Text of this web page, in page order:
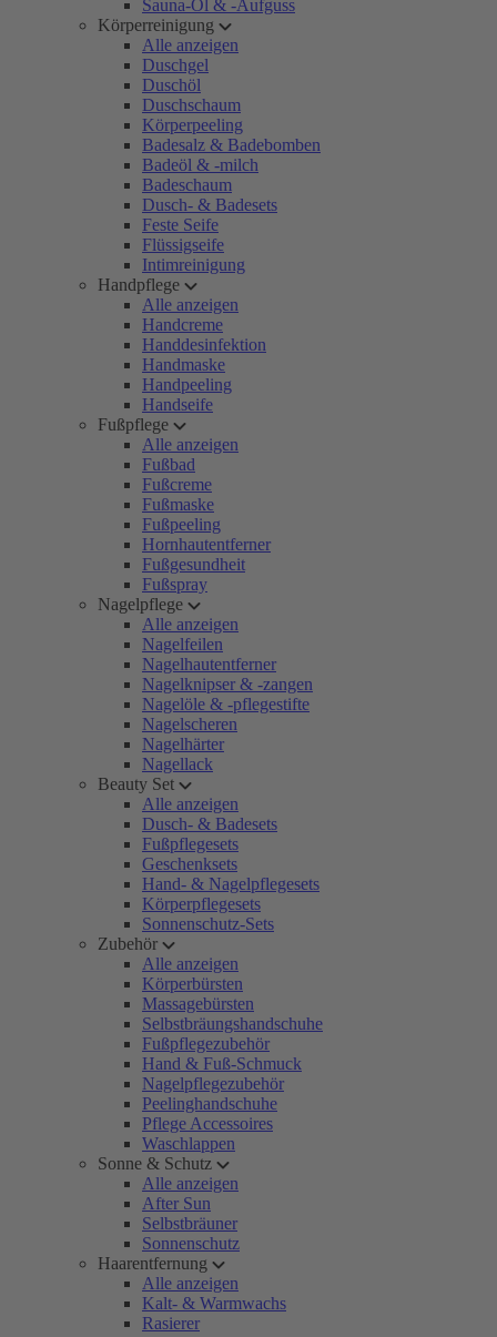
Sauna-Öl & -Aufguss
Körperreinigung
Alle anzeigen
Duschgel
Duschöl
Duschschaum
Körperpeeling
Badesalz & Badebomben
Badeöl & -milch
Badeschaum
Dusch- & Badesets
Feste Seife
Flüssigseife
Intimreinigung
Handpflege
Alle anzeigen
Handcreme
Handdesinfektion
Handmaske
Handpeeling
Handseife
Fußpflege
Alle anzeigen
Fußbad
Fußcreme
Fußmaske
Fußpeeling
Hornhautentferner
Fußgesundheit
Fußspray
Nagelpflege
Alle anzeigen
Nagelfeilen
Nagelhautentferner
Nagelknipser & -zangen
Nagelöle & -pflegestifte
Nagelscheren
Nagelhärter
Nagellack
Beauty Set
Alle anzeigen
Dusch- & Badesets
Fußpflegesets
Geschenksets
Hand- & Nagelpflegesets
Körperpflegesets
Sonnenschutz-Sets
Zubehör
Alle anzeigen
Körperbürsten
Massagebürsten
Selbstbräungshandschuhe
Fußpflegezubehör
Hand & Fuß-Schmuck
Nagelpflegezubehör
Peelinghandschuhe
Pflege Accessoires
Waschlappen
Sonne & Schutz
Alle anzeigen
After Sun
Selbstbräuner
Sonnenschutz
Haarentfernung
Alle anzeigen
Kalt- & Warmwachs
Rasierer